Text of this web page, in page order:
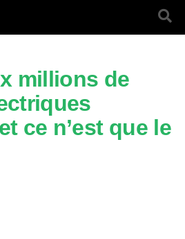
millions de
ce n’est que le